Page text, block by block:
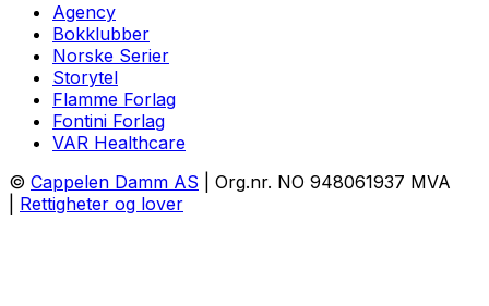
Agency
Bokklubber
Norske Serier
Storytel
Flamme Forlag
Fontini Forlag
VAR Healthcare
© Cappelen Damm AS | Org.nr. NO 948061937 MVA
Rettigheter og lover